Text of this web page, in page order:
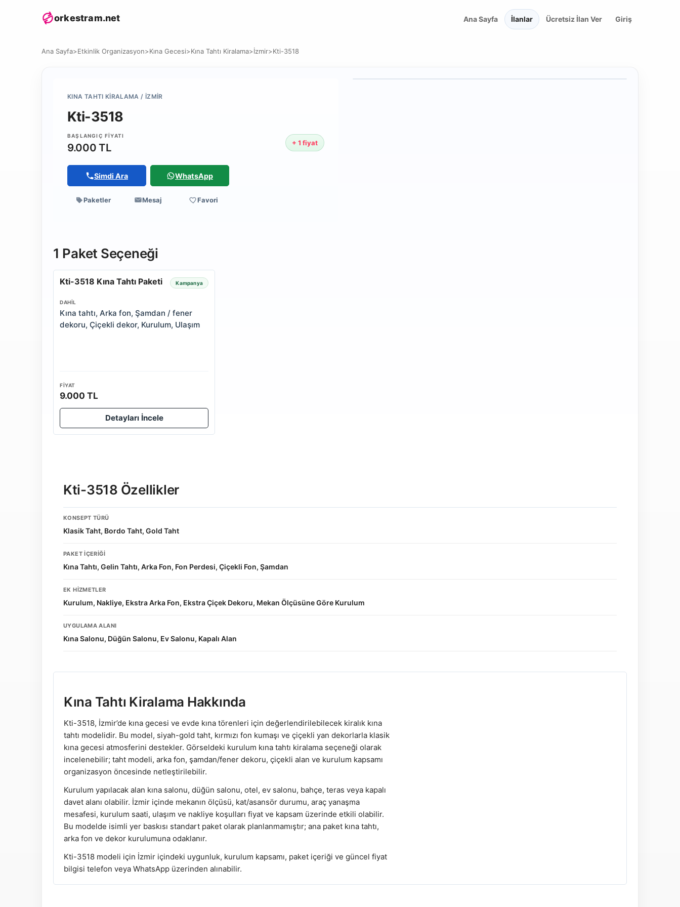
orkestram.net Ana Sayfa İlanlar Ücretsiz İlan Ver Giriş
Ana Sayfa>Etkinlik Organizasyon>Kına Gecesi>Kına Tahtı Kiralama>İzmir>Kti-3518
KINA TAHTI KIRALAMA / İZMIR
Kti-3518
BAŞLANGIÇ FIYATI
9.000 TL + 1 fiyat
Simdi Ara WhatsApp
Paketler Mesaj Favori
1 Paket Seçeneği
Kti-3518 Kına Tahtı Paketi Kampanya
DAHIL
Kına tahtı, Arka fon, Şamdan / fener
dekoru, Çiçekli dekor, Kurulum, Ulaşım
FIYAT
9.000 TL
Detayları İncele
Kti-3518 Özellikler
KONSEPT TÜRÜ
Klasik Taht, Bordo Taht, Gold Taht
PAKET İÇERIĞI
Kına Tahtı, Gelin Tahtı, Arka Fon, Fon Perdesi, Çiçekli Fon, Şamdan
EK HIZMETLER
Kurulum, Nakliye, Ekstra Arka Fon, Ekstra Çiçek Dekoru, Mekan Ölçüsüne Göre Kurulum
UYGULAMA ALANI
Kına Salonu, Düğün Salonu, Ev Salonu, Kapalı Alan
Kına Tahtı Kiralama Hakkında
Kti-3518, İzmir’de kına gecesi ve evde kına törenleri için değerlendirilebilecek kiralık kına
tahtı modelidir. Bu model, siyah-gold taht, kırmızı fon kumaşı ve çiçekli yan dekorlarla klasik
kına gecesi atmosferini destekler. Görseldeki kurulum kına tahtı kiralama seçeneği olarak
incelenebilir; taht modeli, arka fon, şamdan/fener dekoru, çiçekli alan ve kurulum kapsamı
organizasyon öncesinde netleştirilebilir.
Kurulum yapılacak alan kına salonu, düğün salonu, otel, ev salonu, bahçe, teras veya kapalı
davet alanı olabilir. İzmir içinde mekanın ölçüsü, kat/asansör durumu, araç yanaşma
mesafesi, kurulum saati, ulaşım ve nakliye koşulları fiyat ve kapsam üzerinde etkili olabilir.
Bu modelde isimli yer baskısı standart paket olarak planlanmamıştır; ana paket kına tahtı,
arka fon ve dekor kurulumuna odaklanır.
Kti-3518 modeli için İzmir içindeki uygunluk, kurulum kapsamı, paket içeriği ve güncel fiyat
bilgisi telefon veya WhatsApp üzerinden alınabilir.